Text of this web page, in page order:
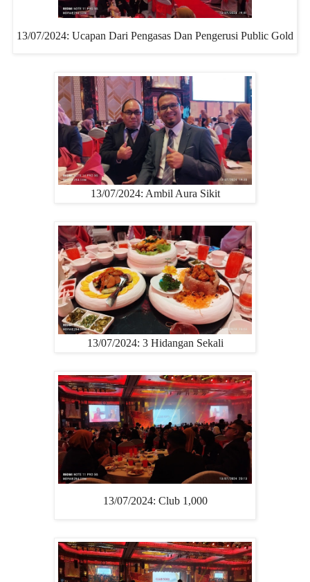
13/07/2024: Ucapan Dari Pengasas Dan Pengerusi Public Gold
13/07/2024: Ambil Aura Sikit
13/07/2024: 3 Hidangan Sekali
13/07/2024: Club 1,000